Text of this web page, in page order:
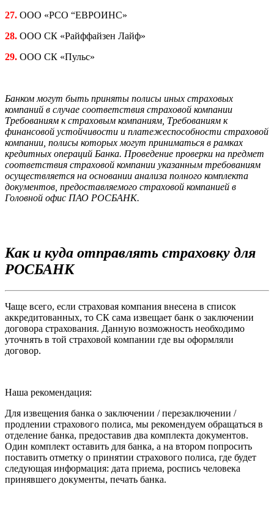
27. ООО «РСО “ЕВРОИНС»
28. ООО СК «Райффайзен Лайф»
29. ООО СК «Пульс»
Банком могут быть приняты полисы иных страховых
компаний в случае соответствия страховой компании
Требованиям к страховым компаниям, Требованиям к
финансовой устойчивости и платежеспособности страховой
компании, полисы которых могут приниматься в рамках
кредитных операций Банка. Проведение проверки на предмет
соответствия страховой компании указанным требованиям
осуществляется на основании анализа полного комплекта
документов, предоставляемого страховой компанией в
Головной офис ПАО РОСБАНК.
Как и куда отправлять страховку для
РОСБАНК
Чаще всего, если страховая компания внесена в список
аккредитованных, то СК сама извещает банк о заключении
договора страхования. Данную возможность необходимо
уточнять в той страховой компании где вы оформляли
договор.
Наша рекомендация:
Для извещения банка о заключении / перезаключении /
продлении страхового полиса, мы рекомендуем обращаться в
отделение банка, предоставив два комплекта документов.
Один комплект оставить для банка, а на втором попросить
поставить отметку о принятии страхового полиса, где будет
следующая информация: дата приема, роспись человека
принявшего документы, печать банка.